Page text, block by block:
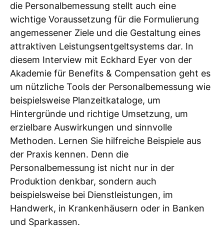
die Personalbemessung stellt auch eine
wichtige Voraussetzung für die Formulierung
angemessener Ziele und die Gestaltung eines
attraktiven Leistungsentgeltsystems dar. In
diesem Interview mit Eckhard Eyer von der
Akademie für Benefits & Compensation geht es
um nützliche Tools der Personalbemessung wie
beispielsweise Planzeitkataloge, um
Hintergründe und richtige Umsetzung, um
erzielbare Auswirkungen und sinnvolle
Methoden. Lernen Sie hilfreiche Beispiele aus
der Praxis kennen. Denn die
Personalbemessung ist nicht nur in der
Produktion denkbar, sondern auch
beispielsweise bei Dienstleistungen, im
Handwerk, in Krankenhäusern oder in Banken
und Sparkassen.